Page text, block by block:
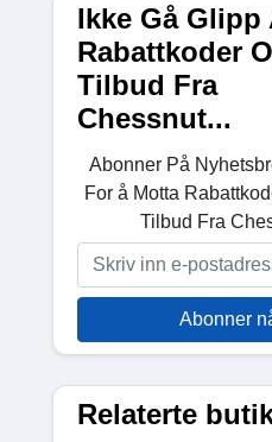
Ikke Gå Glipp
Rabattkoder
Tilbud Fra
Chessnut...
Abonner På
For å Motta
Tilbud Fra
Abonner
Relaterte